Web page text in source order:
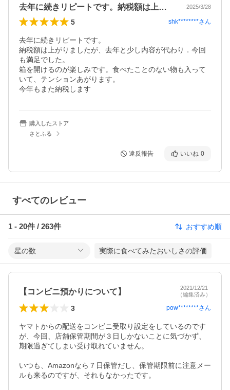
去年に続きリピートです。納税額は上がり… 2025/3/28
5 shk********さん
去年に続きリピートです。
納税額は上がりましたが、去年と少し内容が代わり．今回
も満足でした。
箱を開けるのが楽しみです。食べたことのない物も入って
いて、テンションあがります。
今年もまた納税します
購入したストア
さとふる
違反報告 いいね 0
すべてのレビュー
1 - 20件 / 263件 おすすめ順
星の数 実際に食べてみたおいしさの評価
【コンビニ預かりについて】
2021/12/21
（編集済み）
3 pow********さん
ヤマトからの配送をコンビニ受取り設定をしているのです
が、今回、店舗保管期間が３日しかないことに気づかず、
期限過ぎてしまい受け取れていません。
いつも、Amazonなら７日保管だし、保管期限前に注意メー
ルも来るのですが、それもなかったです。